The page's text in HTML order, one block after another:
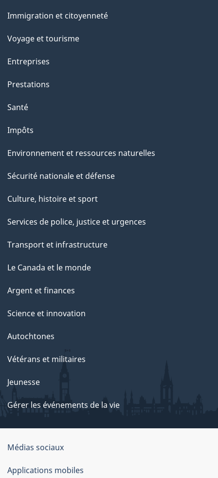
sujets
Immigration et citoyenneté
Voyage et tourisme
Entreprises
Prestations
Santé
Impôts
Environnement et ressources naturelles
Sécurité nationale et défense
Culture, histoire et sport
Services de police, justice et urgences
Transport et infrastructure
Le Canada et le monde
Argent et finances
Science et innovation
Autochtones
Vétérans et militaires
Jeunesse
Gérer les événements de la vie
Organisation
du
Médias sociaux
Applications mobiles